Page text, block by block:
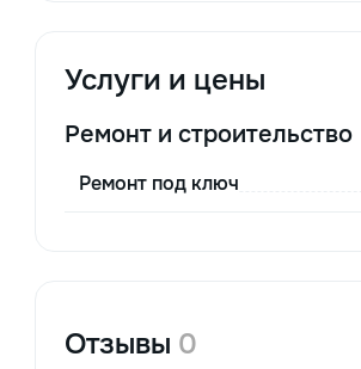
Услуги и цены
Ремонт и строительство
Ремонт под ключ
Отзывы 0